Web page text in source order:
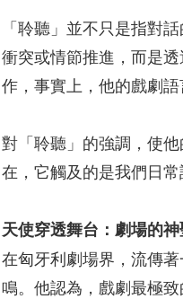
「聆聽」並不只是指對
衝突或情節推進，而是
作，事實上，他的戲劇
對「聆聽」的強調，使
在，它觸及的是我們日
天使穿透舞台：劇場的
在匈牙利劇場界，流傳
鳴。他認為，戲劇最極